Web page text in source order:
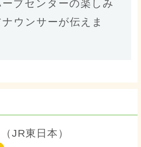
ブセンターの楽しみ
ウンサーが伝えま
JR東日本）